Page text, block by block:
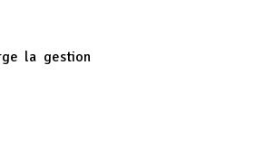
la gestion